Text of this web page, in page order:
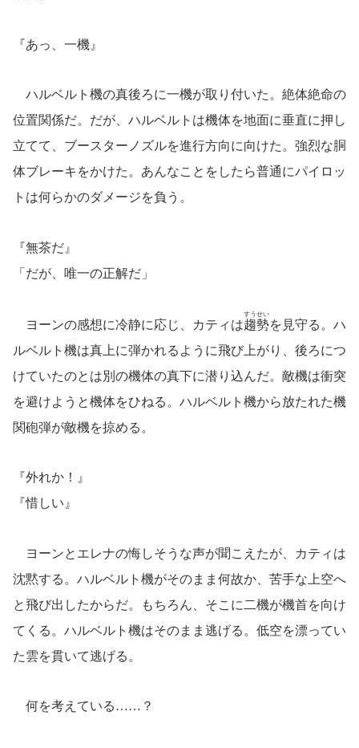
『あっ、一機』
ハルベルト機の真後ろに一機が取り付いた。絶体絶命の
位置関係だ。だが、ハルベルトは機体を地面に垂直に押し
立てて、ブースターノズルを進行方向に向けた。強烈な胴
体ブレーキをかけた。あんなことをしたら普通にパイロッ
トは何らかのダメージを負う。
『無茶だ』
「だが、唯一の正解だ」
ヨーンの感想に冷静に応じ、カティは趨勢
すうせい
を見守る。ハ
ルベルト機は真上に弾かれるように飛び上がり、後ろにつ
けていたのとは別の機体の真下に潜り込んだ。敵機は衝突
を避けようと機体をひねる。ハルベルト機から放たれた機
関砲弾が敵機を掠める。
『外れか！』
『惜しい』
ヨーンとエレナの悔しそうな声が聞こえたが、カティは
沈黙する。ハルベルト機がそのまま何故か、苦手な上空へ
と飛び出したからだ。もちろん、そこに二機が機首を向け
てくる。ハルベルト機はそのまま逃げる。低空を漂ってい
た雲を貫いて逃げる。
何を考えている……？